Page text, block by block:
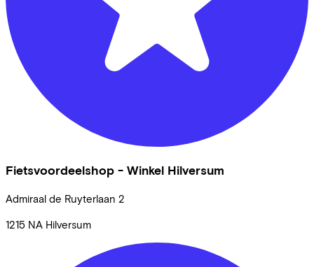
Fietsvoordeelshop - Winkel Hilversum
Admiraal de Ruyterlaan 2
1215 NA Hilversum